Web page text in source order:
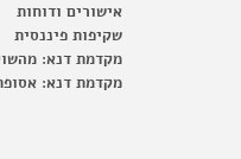
אישורים ודוחות
שקיפות פיננסית
מקדמת דנא:
מקדמת דנא: